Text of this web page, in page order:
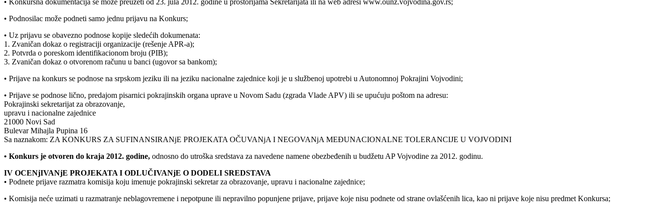
• Podnosilac može podneti samo jednu prijavu na Konkurs;
• Uz prijavu se obavezno podnose kopije sledećih dokumenata:
1. Zvaničan dokaz o registraciji organizacije (rešenje APR-a);
2. Potvrda o poreskom identifikacionom broju (PIB);
3. Zvaničan dokaz o otvorenom računu u banci (ugovor sa bankom);
• Prijave na konkurs se podnose na srpskom jeziku ili na jeziku nacionalne zajednice koji je u službenoj upotrebi u Autonomnoj Pokrajini Vojvodini;
• Prijave se podnose lično, predajom pisarnici pokrajinskih organa uprave u Novom Sadu (zgrada Vlade APV) ili se upućuju poštom na adresu:
Pokrajinski sekretarijat za obrazovanje,
upravu i nacionalne zajednice
21000 Novi Sad
Bulevar Mihajla Pupina 16
Sa naznakom: ZA KONKURS ZA SUFINANSIRANjE PROJEKATA OČUVANjA I NEGOVANjA MEĐUNACIONALNE TOLERANCIJE U VOJVODINI
• Konkurs je otvoren do kraja 2012. godine, odnosno do utroška sredstava za navedene namene obezbeđenih u budžetu AP Vojvodine za 2012. godinu.
IV OCENjIVANjE PROJEKATA I ODLUČIVANjE O DODELI SREDSTAVA
• Podnete prijave razmatra komisija koju imenuje pokrajinski sekretar za obrazovanje, upravu i nacionalne zajednice;
• Komisija neće uzimati u razmatranje neblagovremene i nepotpune ili nepravilno popunjene prijave, prijave koje nisu podnete od strane ovlašćenih lica, kao ni prijave koje nisu predmet Konkursa;